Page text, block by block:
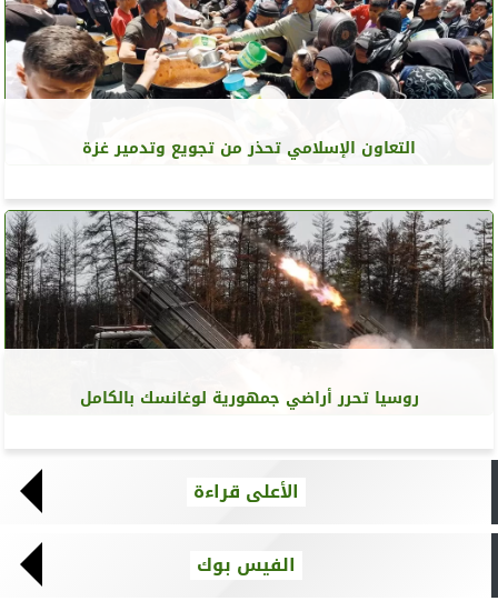
التعاون الإسلامي تحذر من تجويع وتدمير غزة
روسيا تحرر أراضي جمهورية لوغانسك بالكامل
الأعلى قراءة
الفيس بوك